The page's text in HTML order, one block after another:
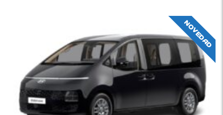
NOVEDAD